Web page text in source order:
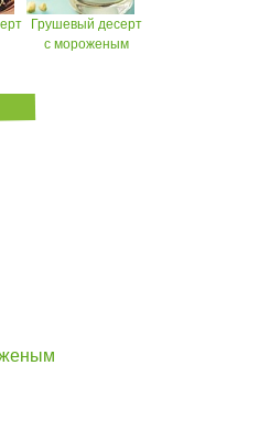
Грушевый десерт
с мороженым